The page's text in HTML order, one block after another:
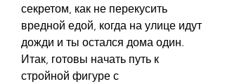
секретом, как не перекусить
вредной едой, когда на улице идут
дожди и ты остался дома один.
Итак, готовы начать путь к
стройной фигуре с